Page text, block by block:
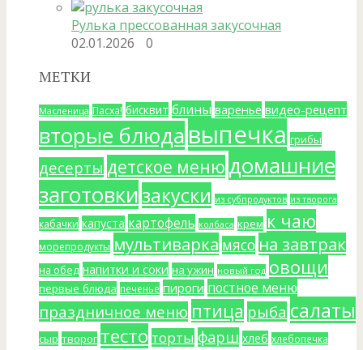
Рулька прессованная закусочная
02.01.2026
0
МЕТКИ
Масленица Пасха! бисквит блины варенье видео-рецепт
вторые блюдавыпечка грибы
десерты детское меню домашние
заготовкизакуски из субпродуктов из творога
кабачки капуста картофель колбаса крем к чаю
морепродукты мультиварка мясо на завтрак
на обед напитки и соки на ужин новый год овощи
первые блюда печенье пироги постное меню
праздничное меню птица рыба салаты
сыр творог тесто торты фарш хлеб хлебопечка